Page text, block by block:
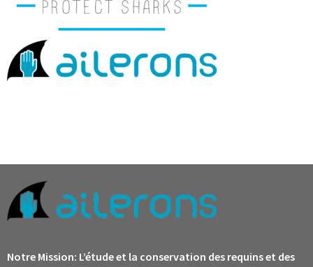
Notre Mission: L’étude et la conservation des requins et des